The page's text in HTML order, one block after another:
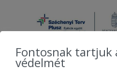
Fontosnak tartjuk
védelmét